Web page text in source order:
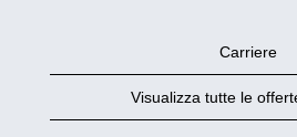
Carriere
Visualizza tutte le